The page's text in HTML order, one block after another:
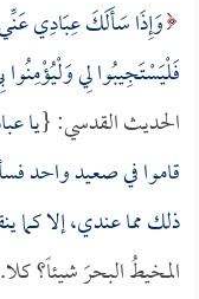
وَإِذَا سَأَلَكَ عِبَادِي
فَلْيَسْتَجِيبُوا لِي
الحديث القدسي: {يا
قاموا في صعيد واحد
ذلك مما عندي، إلا كما
المخيطُ البحرَ شيئاً؟